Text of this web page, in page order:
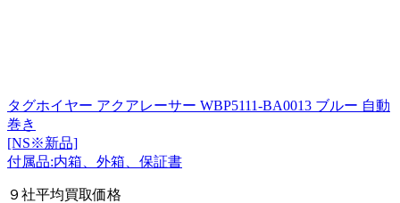
タグホイヤー アクアレーサー WBP5111-BA0013 ブルー 自動
巻き
[NS※新品]
付属品:内箱、外箱、保証書
９社平均買取価格